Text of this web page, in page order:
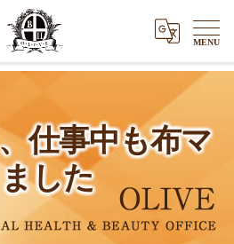
仕事中も布マ
した